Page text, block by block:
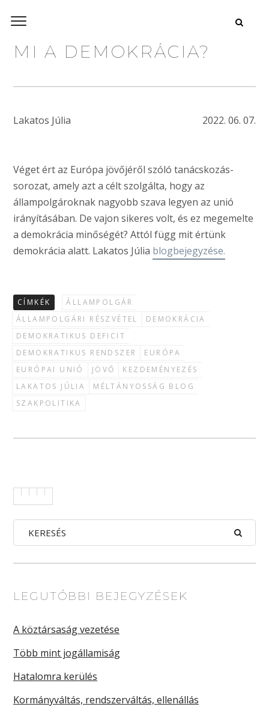
MI A DEMOKRÁCIA?
Lakatos Júlia 2022. 06. 07.
Véget ért az Európa jövőjéről szóló tanácskozás-
sorozat, amely azt a célt szolgálta, hogy az
állampolgároknak nagyobb szava legyen az unió
irányításában. De vajon sikeres volt, és ez megemelte
a demokrácia minőségét? Attól függ mit értünk
demokrácia alatt. Lakatos Júlia blogbejegyzése.
CÍMKÉK
ÁLLAMPOLGÁR
ÁLLAMPOLGÁRI RÉSZVÉTEL
DEMOKRÁCIA
DEMOKRATIKUS DEFICIT
DEMOKRATIKUS RENDSZER
EURÓPA
EURÓPAI UNIÓ
JÖVŐ
KEZDEMÉNYEZÉS
LAKATOS JÚLIA
MÉLTÁNYOSSÁG BLOG
SZAKPOLITIKA
LEGUTÓBBI BEJEGYZÉSEK
A köztársaság vezetése
Több mint jogállamiság
Hatalomra kerülés
Kormányváltás, rendszerváltás, ellenállás